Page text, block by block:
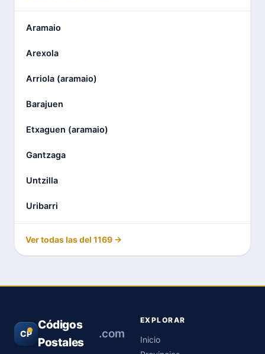
Aramaio
Arexola
Arriola (aramaio)
Barajuen
Etxaguen (aramaio)
Gantzaga
Untzilla
Uribarri
Ver todas las del 1169 →
CP
Códigos
Postales
.com
EXPLORAR
Inicio